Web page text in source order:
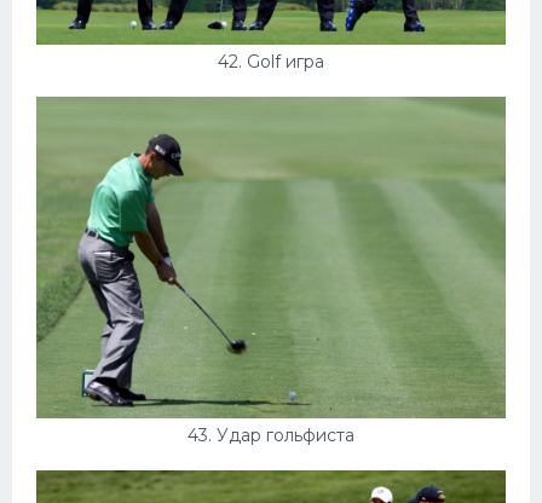
42. Golf игра
43. Удар гольфиста